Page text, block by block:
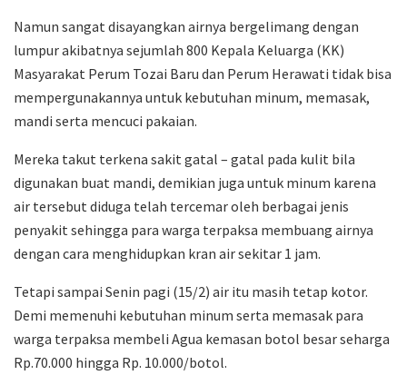
Namun sangat disayangkan airnya bergelimang dengan
lumpur akibatnya sejumlah 800 Kepala Keluarga (KK)
Masyarakat Perum Tozai Baru dan Perum Herawati tidak bisa
mempergunakannya untuk kebutuhan minum, memasak,
mandi serta mencuci pakaian.
Mereka takut terkena sakit gatal – gatal pada kulit bila
digunakan buat mandi, demikian juga untuk minum karena
air tersebut diduga telah tercemar oleh berbagai jenis
penyakit sehingga para warga terpaksa membuang airnya
dengan cara menghidupkan kran air sekitar 1 jam.
Tetapi sampai Senin pagi (15/2) air itu masih tetap kotor.
Demi memenuhi kebutuhan minum serta memasak para
warga terpaksa membeli Agua kemasan botol besar seharga
Rp.70.000 hingga Rp. 10.000/botol.